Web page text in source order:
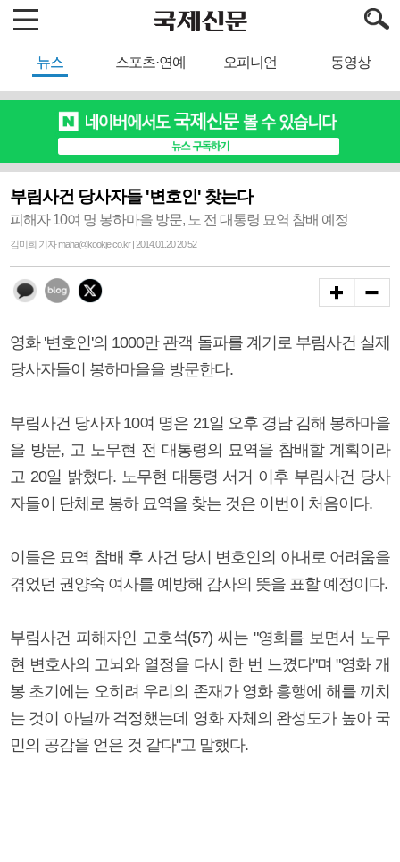
뉴스 스포츠·연예 오피니언 동영상
부림사건 당사자들 '변호인' 찾는다
피해자 10여 명 봉하마을 방문, 노 전 대통령 묘역 참배 예정
김미희 기자 maha@kookje.co.kr | 2014.01.20 20:52
영화 '변호인'의 1000만 관객 돌파를 계기로 부림사건 실제
당사자들이 봉하마을을 방문한다.
부림사건 당사자 10여 명은 21일 오후 경남 김해 봉하마을
을 방문, 고 노무현 전 대통령의 묘역을 참배할 계획이라
고 20일 밝혔다. 노무현 대통령 서거 이후 부림사건 당사
자들이 단체로 봉하 묘역을 찾는 것은 이번이 처음이다.
이들은 묘역 참배 후 사건 당시 변호인의 아내로 어려움을
겪었던 권양숙 여사를 예방해 감사의 뜻을 표할 예정이다.
부림사건 피해자인 고호석(57) 씨는 "영화를 보면서 노무
현 변호사의 고뇌와 열정을 다시 한 번 느꼈다"며 "영화 개
봉 초기에는 오히려 우리의 존재가 영화 흥행에 해를 끼치
는 것이 아닐까 걱정했는데 영화 자체의 완성도가 높아 국
민의 공감을 얻은 것 같다"고 말했다.